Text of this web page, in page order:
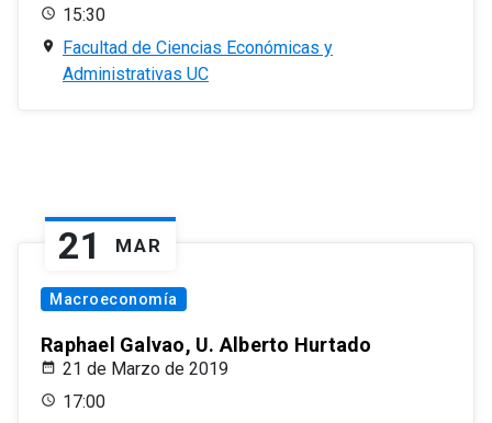
15:30
Facultad de Ciencias Económicas y
Administrativas UC
21 MAR
Macroeconomía
Raphael Galvao, U. Alberto Hurtado
21 de Marzo de 2019
17:00